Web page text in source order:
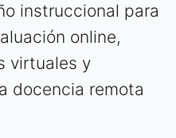
instruccional para
online,
virtuales y
docencia remota